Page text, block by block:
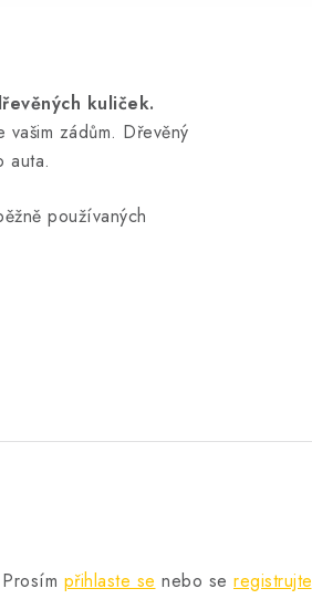
kuliček.
zádům. Dřevěný
auta.
používaných
přihlaste se nebo se registrujte